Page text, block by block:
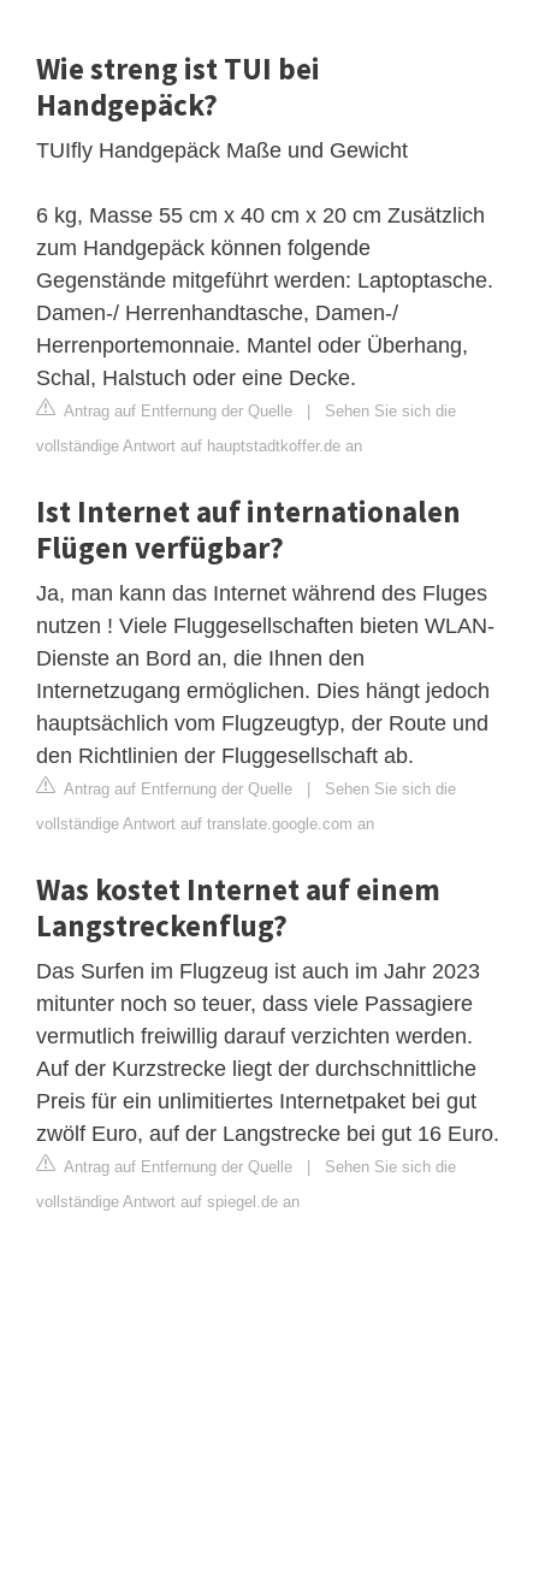
Wie streng ist TUI bei
Handgepäck?
TUIfly Handgepäck Maße und Gewicht
6 kg, Masse 55 cm x 40 cm x 20 cm Zusätzlich
zum Handgepäck können folgende
Gegenstände mitgeführt werden: Laptoptasche.
Damen-/ Herrenhandtasche, Damen-/
Herrenportemonnaie. Mantel oder Überhang,
Schal, Halstuch oder eine Decke.
Antrag auf Entfernung der Quelle | Sehen Sie sich die
vollständige Antwort auf hauptstadtkoffer.de an
Ist Internet auf internationalen
Flügen verfügbar?
Ja, man kann das Internet während des Fluges
nutzen ! Viele Fluggesellschaften bieten WLAN-
Dienste an Bord an, die Ihnen den
Internetzugang ermöglichen. Dies hängt jedoch
hauptsächlich vom Flugzeugtyp, der Route und
den Richtlinien der Fluggesellschaft ab.
Antrag auf Entfernung der Quelle | Sehen Sie sich die
vollständige Antwort auf translate.google.com an
Was kostet Internet auf einem
Langstreckenflug?
Das Surfen im Flugzeug ist auch im Jahr 2023
mitunter noch so teuer, dass viele Passagiere
vermutlich freiwillig darauf verzichten werden.
Auf der Kurzstrecke liegt der durchschnittliche
Preis für ein unlimitiertes Internetpaket bei gut
zwölf Euro, auf der Langstrecke bei gut 16 Euro.
Antrag auf Entfernung der Quelle | Sehen Sie sich die
vollständige Antwort auf spiegel.de an